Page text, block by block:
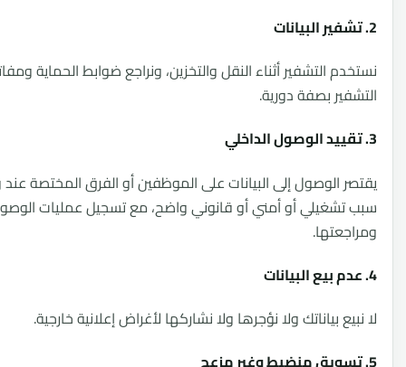
التشفير أثناء النقل والتخزين، ونراجع ضوابط الحماية ومفاتيح
بصفة دورية.
الوصول إلى البيانات على الموظفين أو الفرق المختصة عند وجود
أو أمني أو قانوني واضح، مع تسجيل عمليات الوصول
بياناتك ولا نؤجرها ولا نشاركها لأغراض إعلانية خارجية.